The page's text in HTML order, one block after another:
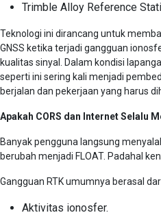
Trimble Alloy Reference
Teknologi ini dirancang untuk
GNSS ketika terjadi gangguan
kualitas sinyal. Dalam kondisi
seperti ini sering kali menjadi
berjalan dan pekerjaan yang harus
Apakah CORS dan Internet Selalu
Banyak pengguna langsung
berubah menjadi FLOAT. Padahal
Gangguan RTK umumnya berasal
Aktivitas ionosfer.